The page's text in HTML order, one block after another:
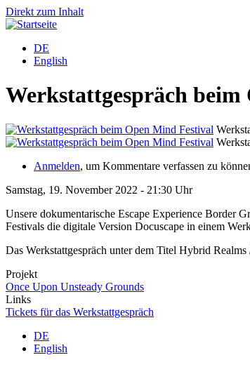
Direkt zum Inhalt
DE
English
Werkstattgespräch
Anmelden, um Kommentare verfassen zu
Samstag, 19. November 2022 - 21:30 Uhr
Unsere dokumentarische Escape Experience Border
Festivals die digitale Version Docuscape in einem
Das Werkstattgespräch unter dem Titel Hybrid
Projekt
Once Upon Unsteady Grounds
Links
Tickets für das Werkstattgespräch
DE
English